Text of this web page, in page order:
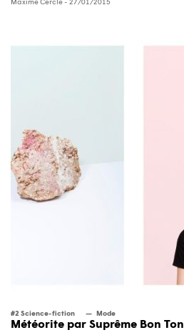
Maxime Cercle- 27/01/2015
#2 Science-fiction Mode
Météorite par Suprême Bon Ton